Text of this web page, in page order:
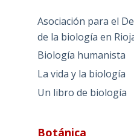
Asociación para el
de la biología en
Biología humanista
La vida y la biología
Un libro de biología
Botánica